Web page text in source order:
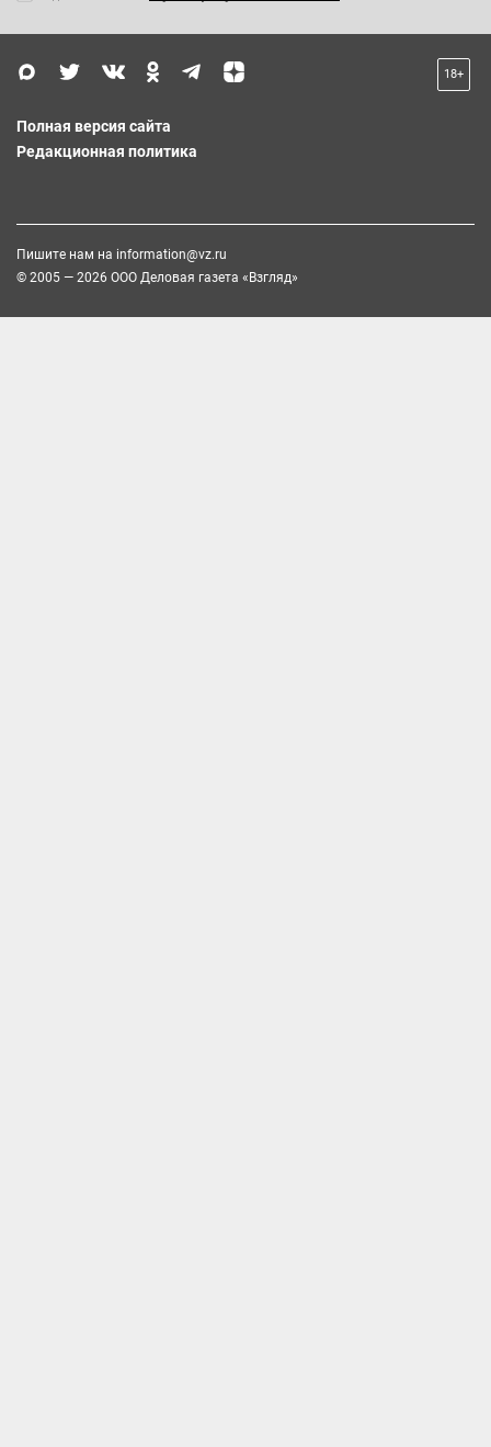
18+
Полная версия сайта
Редакционная политика
Пишите нам на information@vz.ru
© 2005 — 2026 ООО Деловая газета «Взгляд»